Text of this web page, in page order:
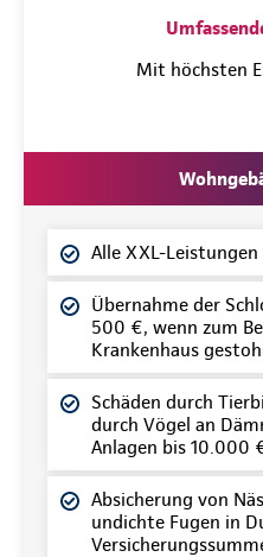
Mit höchsten
Alle XXL-Leistungen
Übernahme der
500 €, wenn zum
Krankenhaus
Schäden durch
durch Vögel an
Anlagen bis 10.000
Absicherung von
undichte Fugen in